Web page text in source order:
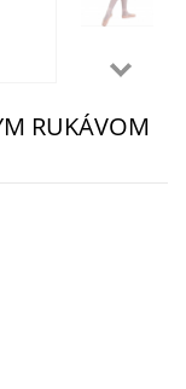
RUKÁVOM